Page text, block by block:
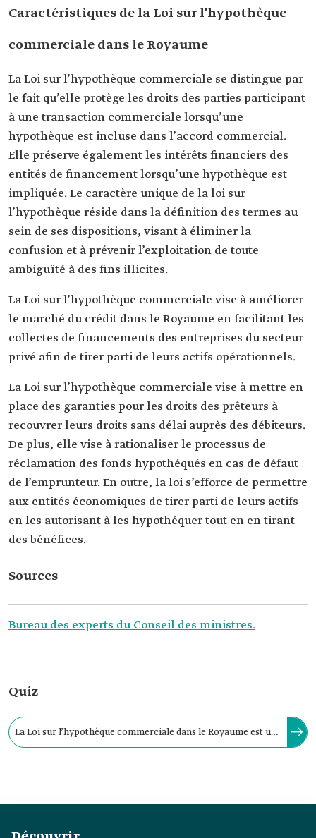
Caractéristiques de la Loi sur l’hypothèque
commerciale dans le Royaume
La Loi sur l’hypothèque commerciale se distingue par
le fait qu’elle protège les droits des parties participant
à une transaction commerciale lorsqu’une
hypothèque est incluse dans l’accord commercial.
Elle préserve également les intérêts financiers des
entités de financement lorsqu’une hypothèque est
impliquée. Le caractère unique de la loi sur
l’hypothèque réside dans la définition des termes au
sein de ses dispositions, visant à éliminer la
confusion et à prévenir l’exploitation de toute
ambiguïté à des fins illicites.
La Loi sur l’hypothèque commerciale vise à améliorer
le marché du crédit dans le Royaume en facilitant les
collectes de financements des entreprises du secteur
privé afin de tirer parti de leurs actifs opérationnels.
La Loi sur l’hypothèque commerciale vise à mettre en
place des garanties pour les droits des prêteurs à
recouvrer leurs droits sans délai auprès des débiteurs.
De plus, elle vise à rationaliser le processus de
réclamation des fonds hypothéqués en cas de défaut
de l’emprunteur. En outre, la loi s’efforce de permettre
aux entités économiques de tirer parti de leurs actifs
en les autorisant à les hypothéquer tout en en tirant
des bénéfices.
Sources
Bureau des experts du Conseil des ministres.
Quiz
La Loi sur l’hypothèque commerciale dans le Royaume est un